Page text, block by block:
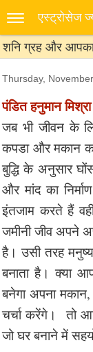
एस्‍ट्रोसेज
शनि ग्रह और
Thursday,
पंडित हनुमान मिश्रा
जब भी जीवन के
कपडा और मकान
बुद्धि के अनुसार
और मांद का
इंतजाम करते हैं
जमीनी जीव अपने
है। उसी तरह
बनाता है। क्या
बनेगा अपना
चर्चा करेंगे। तो
जो घर बनाने में